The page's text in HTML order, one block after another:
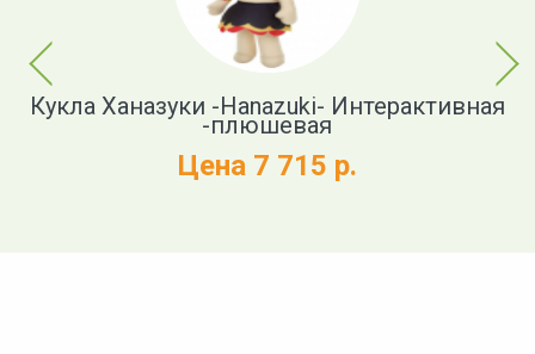
Previous
Кукла Ханазуки -Hanazuki- Интерактивная
-плюшевая
Цена 7 715 р.
Next